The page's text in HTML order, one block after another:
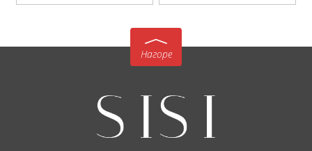
Нагоре